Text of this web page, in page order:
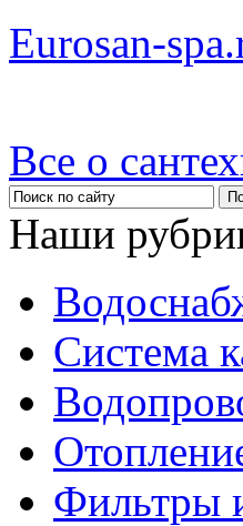
Eurosan-
Все о
Наши
Система
Фильтры